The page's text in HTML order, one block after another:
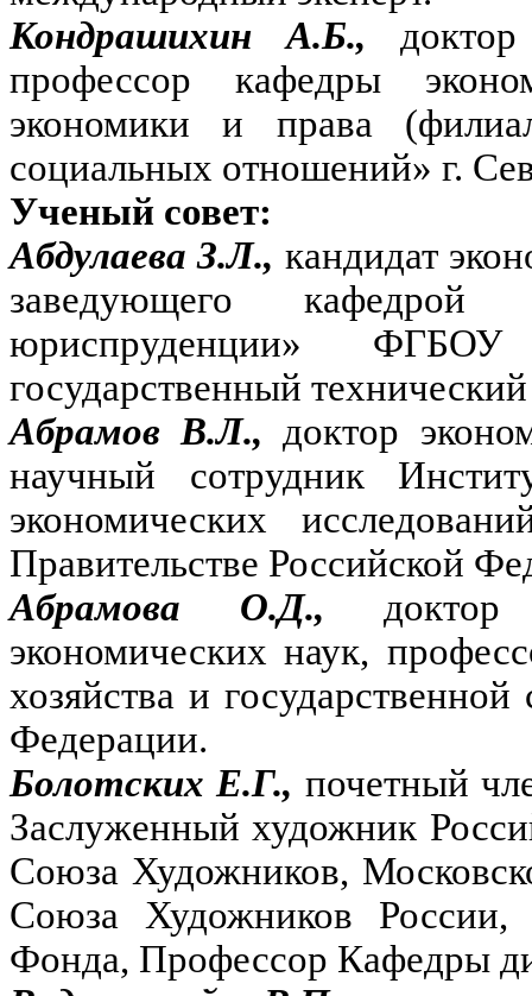
Кондрашихин А.Б.,
профессор кафедры
экономики и права
социальных отношений» г.
Ученый совет:
Абдулаева З.Л., кандидат
заведующего
юриспруденции»
государственный
Абрамов В.Л.,доктор
научный сотрудник
экономических
Правительстве Российской
Абрамова О.Д.,
экономических наук,
хозяйства и
Федерации.
Болотских Е.Г., почетный
Заслуженный художник
Союза Художников,
Союза Художников России,
Фонда, Профессор Кафедры